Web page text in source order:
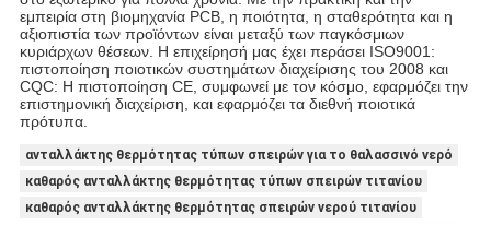
εμπειρία στη βιομηχανία PCB, η ποιότητα, η σταθερότητα και η
αξιοπιστία των προϊόντων είναι μεταξύ των παγκόσμιων
κυριάρχων θέσεων. Η επιχείρησή μας έχει περάσει ISO9001:
πιστοποίηση ποιοτικών συστημάτων διαχείρισης του 2008 και
CQC: Η πιστοποίηση CE, συμφωνεί με τον κόσμο, εφαρμόζει την
επιστημονική διαχείριση, και εφαρμόζει τα διεθνή ποιοτικά
πρότυπα.
ανταλλάκτης θερμότητας τύπων σπειρών για το θαλασσινό νερό
καθαρός ανταλλάκτης θερμότητας τύπων σπειρών τιτανίου
καθαρός ανταλλάκτης θερμότητας σπειρών νερού τιτανίου